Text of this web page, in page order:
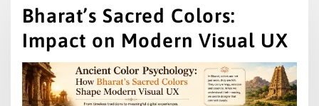
Bharat’s Sacred Colors:
Impact on Modern Visual UX